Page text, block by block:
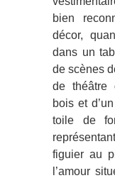
bien
décor,
dans un
de scènes
de théâtre
bois et
toile de
figuier au
l’amour